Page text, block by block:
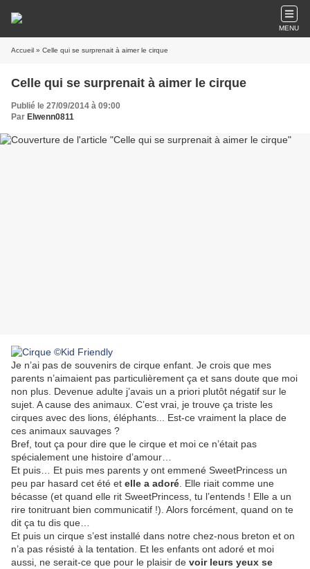
MENU
Accueil » Celle qui se surprenait à aimer le cirque
Celle qui se surprenait à aimer le cirque
Publié le 27/09/2014 à 09:00
Par Elwenn0811
Je n’ai pas de souvenirs de cirque enfant. Je crois que mes
parents n’aimaient pas particulièrement ça et sans doute que moi
non plus. Devenue adulte j’avais un a priori plutôt négatif sur le
sujet. A cause des animaux. C’est vrai, je trouve ça triste les
cirques avec des lions, éléphants... Est-ce vraiment la place de
ces animaux sauvages ?
Bref, tout ça pour dire que le cirque et moi ce n’était pas
spécialement une histoire d’amour…
Et puis… Et puis mes parents y ont emmené SweetPrincess un
peu par hasard cet été et elle a adoré . Elle riait comme une
bécasse (et quand elle rit SweetPrincess, tu l’entends ! Elle a un
rire tonitruant bien communicatif !). Alors forcément, quand on te
dit ça tu dis que…
Et puis un cirque s’est installé dans notre chez-nous breton et on
n’a pas résisté à la tentation. Et les enfants ont adoré et moi
aussi, ne serait-ce que pour le plaisir de voir leurs yeux se